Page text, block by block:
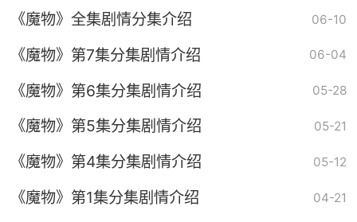
《魔物》全集剧情分集介绍 06-10
《魔物》第7集分集剧情介绍 06-04
《魔物》第6集分集剧情介绍 05-28
《魔物》第5集分集剧情介绍 05-21
《魔物》第4集分集剧情介绍 05-12
《魔物》第1集分集剧情介绍 04-21